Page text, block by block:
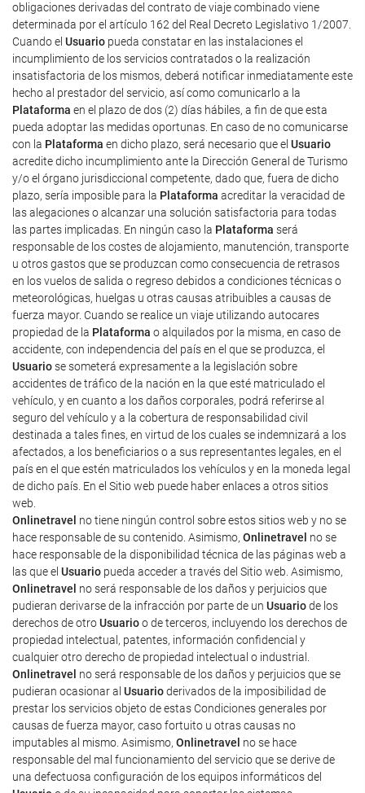
obligaciones derivadas del contrato de viaje combinado viene
determinada por el artículo 162 del Real Decreto Legislativo 1/2007.
Cuando el Usuario pueda constatar en las instalaciones el
incumplimiento de los servicios contratados o la realización
insatisfactoria de los mismos, deberá notificar inmediatamente este
hecho al prestador del servicio, así como comunicarlo a la
Plataforma en el plazo de dos (2) días hábiles, a fin de que esta
pueda adoptar las medidas oportunas. En caso de no comunicarse
con la Plataforma en dicho plazo, será necesario que el Usuario
acredite dicho incumplimiento ante la Dirección General de Turismo
y/o el órgano jurisdiccional competente, dado que, fuera de dicho
plazo, sería imposible para la Plataforma acreditar la veracidad de
las alegaciones o alcanzar una solución satisfactoria para todas
las partes implicadas. En ningún caso la Plataforma será
responsable de los costes de alojamiento, manutención, transporte
u otros gastos que se produzcan como consecuencia de retrasos
en los vuelos de salida o regreso debidos a condiciones técnicas o
meteorológicas, huelgas u otras causas atribuibles a causas de
fuerza mayor. Cuando se realice un viaje utilizando autocares
propiedad de la Plataforma o alquilados por la misma, en caso de
accidente, con independencia del país en el que se produzca, el
Usuariose someterá expresamente a la legislación sobre
accidentes de tráfico de la nación en la que esté matriculado el
vehículo, y en cuanto a los daños corporales, podrá referirse al
seguro del vehículo y a la cobertura de responsabilidad civil
destinada a tales fines, en virtud de los cuales se indemnizará a los
afectados, a los beneficiarios o a sus representantes legales, en el
país en el que estén matriculados los vehículos y en la moneda legal
de dicho país. En el Sitio web puede haber enlaces a otros sitios
web.
Onlinetravel no tiene ningún control sobre estos sitios web y no se
hace responsable de su contenido. Asimismo, Onlinetravel no se
hace responsable de la disponibilidad técnica de las páginas web a
las que el Usuario pueda acceder a través del Sitio web. Asimismo,
Onlinetravel no será responsable de los daños y perjuicios que
pudieran derivarse de la infracción por parte de un Usuariode los
derechos de otroUsuarioo de terceros, incluyendo los derechos de
propiedad intelectual, patentes, información confidencial y
cualquier otro derecho de propiedad intelectual o industrial.
Onlinetravel no será responsable de los daños y perjuicios que se
pudieran ocasionar al Usuarioderivados de la imposibilidad de
prestar los servicios objeto de estas Condiciones generales por
causas de fuerza mayor, caso fortuito u otras causas no
imputables al mismo. Asimismo, Onlinetravel no se hace
responsable del mal funcionamiento del servicio que se derive de
una defectuosa configuración de los equipos informáticos del